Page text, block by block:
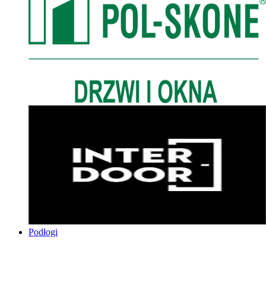
Podłogi